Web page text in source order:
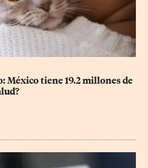
México tiene 19.2 millones de